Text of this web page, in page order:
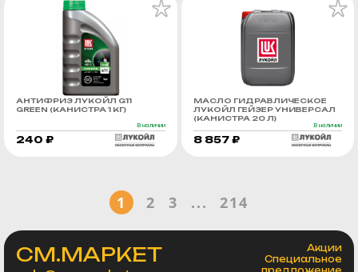
АНТИФРИЗ ЛУКОЙЛ G11
GREEN (КАНИСТРА 1 КГ)
В наличии
240 ₽
МАСЛО ГИДРАВЛИЧЕСКОЕ
ЛУКОЙЛ ГЕЙЗЕР УНИВЕРСАЛ
(КАНИСТРА 20 Л)
В наличии
8 857 ₽
1 2 3 ... 214
СМ.МАРКЕТ
Акции
Специальное